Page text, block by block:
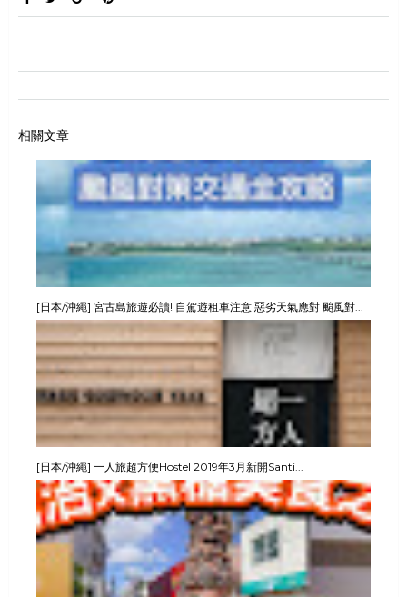
相關文章
[日本/沖繩] 宮古島旅遊必讀! 自駕遊租車注意 惡劣天氣應對 颱風對...
[日本/沖繩] 一人旅超方便Hostel 2019年3月新開Santi...